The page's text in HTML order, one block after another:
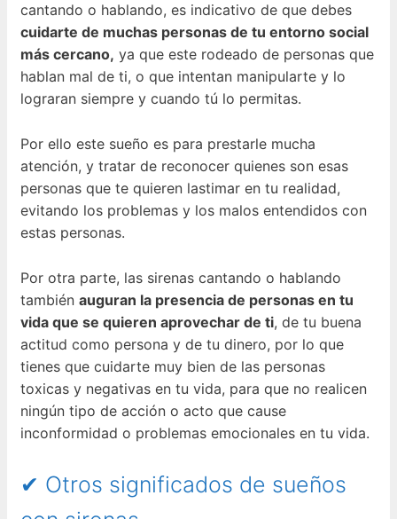
cantando o hablando, es indicativo de que debes
cuidarte de muchas personas de tu entorno social
más cercano, ya que este rodeado de personas que
hablan mal de ti, o que intentan manipularte y lo
lograran siempre y cuando tú lo permitas.
Por ello este sueño es para prestarle mucha
atención, y tratar de reconocer quienes son esas
personas que te quieren lastimar en tu realidad,
evitando los problemas y los malos entendidos con
estas personas.
Por otra parte, las sirenas cantando o hablando
también auguran la presencia de personas en tu
vida que se quieren aprovechar de ti, de tu buena
actitud como persona y de tu dinero, por lo que
tienes que cuidarte muy bien de las personas
toxicas y negativas en tu vida, para que no realicen
ningún tipo de acción o acto que cause
inconformidad o problemas emocionales en tu vida.
✔ Otros significados de sueños